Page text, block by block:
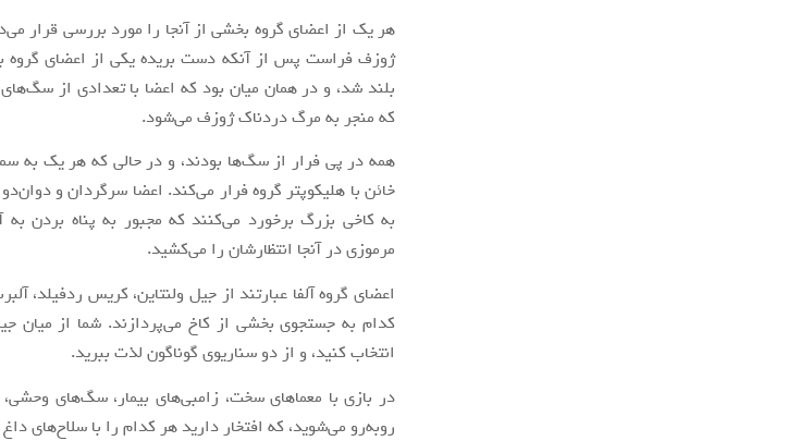
هر یک از اعضای گروه بخشی از آنجا را مورد بررسی قرار
ژوزف فراست پس از آنکه دست بریده یکی از اعضای گروه
بلند شد، و در همان میان بود که اعضا با تعدادی از
که منجر به مرگ دردناک ژوزف می‌شود.
همه در پی فرار از سگ‌ها بودند، و در حالی که هر یک به
خائن با هلیکوپتر گروه فرار می‌کند. اعضا سرگردان و
به کاخی بزرگ برخورد می‌کنند که مجبور به پناه بردن به
مرموزی در آنجا انتظارشان را می‌کشید.
اعضای گروه آلفا عبارتند از جیل ولنتاین، کریس ردفیلد،
کدام به جستجوی بخشی از کاخ می‌پردازند. شما از میان
انتخاب کنید، و از دو سناریوی گوناگون لذت ببرید.
در بازی با معماهای سخت، زامبی‌های بیمار، سگ‌های
روبه‌رو می‌شوید، که افتخار دارید هر کدام را با سلاح‌های